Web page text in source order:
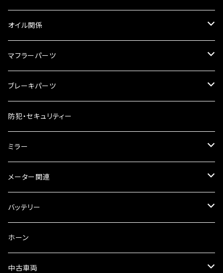
リアBOX
ハードケース
タンクキャップ
タンクシール
ケミカル
オイル関係
4スト用エンジンオイル
2スト用エンジンオイル
ギアオイル
オイルクーラー
ラジエーター
フォークオイル
マフラーパーツ
マフラーガード
バンテージタイプ
スリップオン
サイレンサー
ブレーキパーツ
ブレーキシュー
ブレーキパット
ブレーキオイル
その他
防犯・セキュリティー
ミラー
ミラー本体
ミラーアダプター
ミラーその他
メーター関連
スピードメーター
タコメーター
セット
バッテリー
バッテリー充電器
ホーン
中古車両